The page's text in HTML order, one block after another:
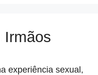
Irmãos
experiência sexual,